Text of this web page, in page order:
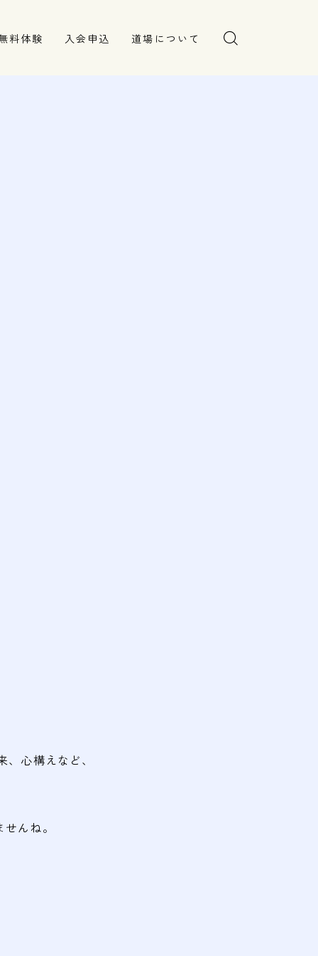
料体験 入会申込 道場について
心構えなど、
んね。